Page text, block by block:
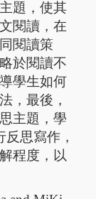
題，使其
閱讀，在
閱讀策
於閱讀不
學生如何
，最後，
主題，學
思寫作，
程度，以